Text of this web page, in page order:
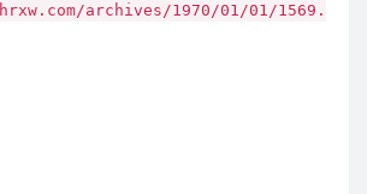
archives/1970/01/01/1569.